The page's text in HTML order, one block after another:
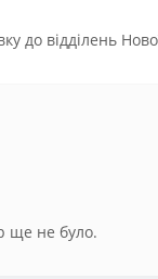
до відділень
ще не було.